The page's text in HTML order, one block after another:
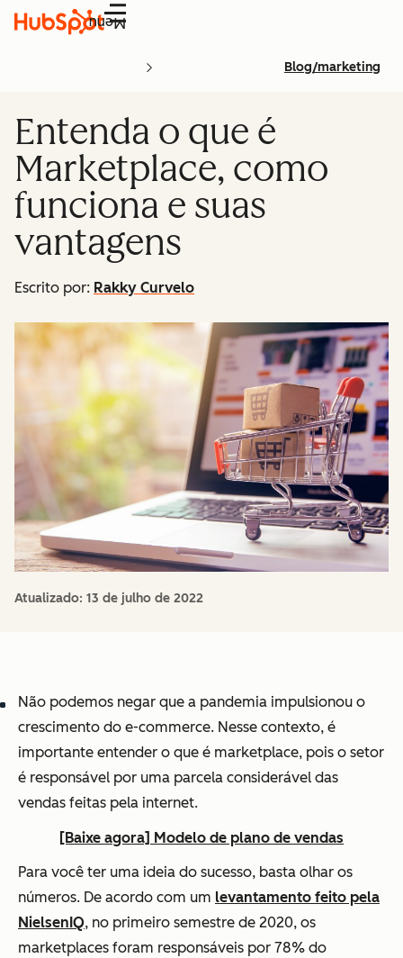
Menu
Blog/marketing
Entenda o que é
Marketplace, como
funciona e suas
vantagens
Escrito por: Rakky Curvelo
Atualizado: 13 de julho de 2022
Não podemos negar que a pandemia impulsionou o
crescimento do e-commerce. Nesse contexto, é
importante entender o que é marketplace, pois o setor
é responsável por uma parcela considerável das
vendas feitas pela internet.
[Baixe agora] Modelo de plano de vendas
Para você ter uma ideia do sucesso, basta olhar os
números. De acordo com um levantamento feito pela
NielsenIQ, no primeiro semestre de 2020, os
marketplaces foram responsáveis por 78% do